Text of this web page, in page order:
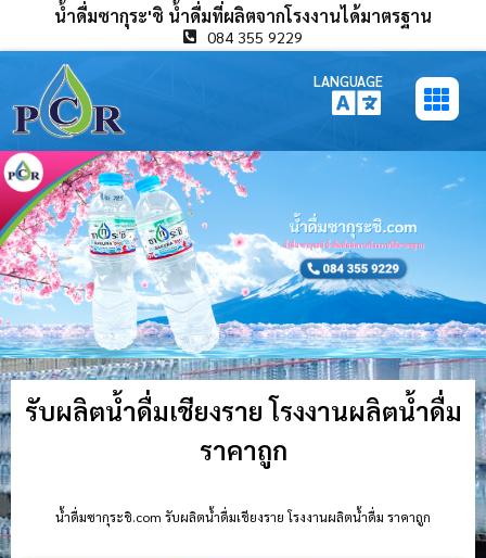
น้ำดื่มซากุระ'ชิ น้ำดื่มที่ผลิตจากโรงงานได้มาตรฐาน
084 355 9229
LANGUAGE
รับผลิตน้ำดื่มเชียงราย โรงงานผลิตน้ำดื่ม
ราคาถูก
น้ําดื่มซากุระชิ.com รับผลิตน้ำดื่มเชียงราย โรงงานผลิตน้ำดื่ม ราคาถูก